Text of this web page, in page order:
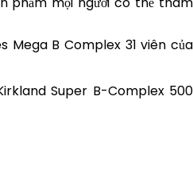
Mega B Complex 31 viên của
Super B-Complex 500